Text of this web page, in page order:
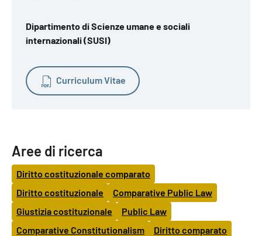
Dipartimento di Scienze umane e sociali
internazionali (SUSI)
Curriculum Vitae
Aree di ricerca
Diritto costituzionale comparato
Diritto costituzionale
Comparative Public Law
Giustizia costituzionale
Public Law
Comparative Constitutionalism
Diritto comparato